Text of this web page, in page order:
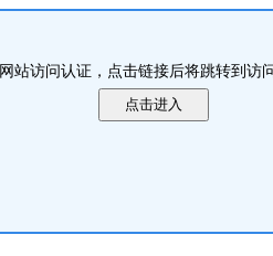
网站访问认证，点击链接后将跳转到访